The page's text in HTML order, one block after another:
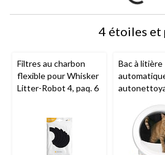
4 étoiles et
Filtres au charbon
flexible pour Whisker
Litter-Robot 4, paq. 6
Bac à litière
blanc